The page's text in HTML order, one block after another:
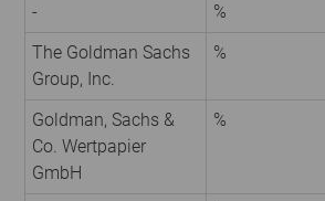
- %
The Goldman Sachs
Group, Inc.
%
Goldman, Sachs &
Co. Wertpapier
GmbH
%